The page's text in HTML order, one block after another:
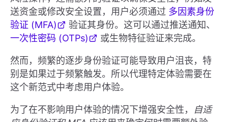
送资金或修改安全设置，用户必须通过 多因素身份
验证 (MFA)
验证其身份。这可以通过推送通知、
一次性密码 (OTPs)
或生物特征验证来完成。
然而，频繁的逐步身份验证可能导致用户沮丧，特
别是如果过于频繁触发。所以代理特定体验需要在
这个新范式中考虑用户体验。
为了在不影响用户体验的情况下增强安全性，
自适